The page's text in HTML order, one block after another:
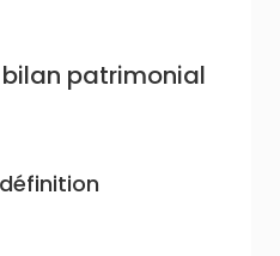
bilan patrimonial